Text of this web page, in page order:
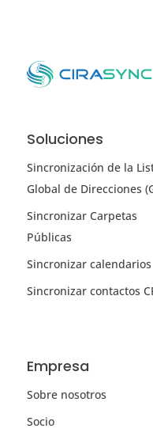
Soluciones
Sincronización de la
Global de Direcciones
Sincronizar Carpetas
Públicas
Sincronizar calendarios
Sincronizar contactos
Empresa
Sobre nosotros
Socio